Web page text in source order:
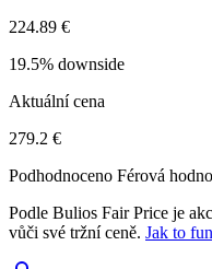
224.89 €
19.5% downside
Aktuální cena
279.2 €
Podhodnoceno Férová
Podle Bulios Fair Price je
vůči své tržní ceně. Jak to